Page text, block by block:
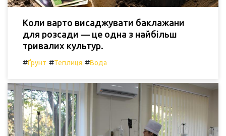
Коли варто висаджувати баклажани
для розсади — це одна з найбільш
тривалих культур.
#Ґрунт #Теплиця #Вода